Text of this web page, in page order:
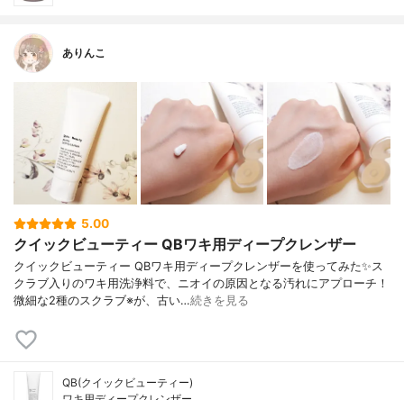
ありんこ
5.00
クイックビューティー QBワキ用ディープクレンザー
クイックビューティー QBワキ用ディープクレンザーを使ってみた✨ス
クラブ入りのワキ用洗浄料で、ニオイの原因となる汚れにアプローチ！
微細な2種のスクラブ※が、古い…続きを見る
QB(クイックビューティー)